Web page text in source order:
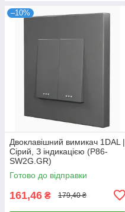
–10%
Двоклавішний вимикач 1DAL |
Сірий, З індикацією (P86-
SW2G.GR)
Готово до відправки
161,46 ₴ 179,40 ₴